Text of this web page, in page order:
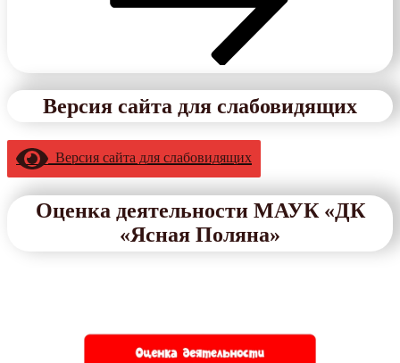
Версия сайта для слабовидящих
Версия сайта для слабовидящих
Оценка деятельности МАУК «ДК
«Ясная Поляна»